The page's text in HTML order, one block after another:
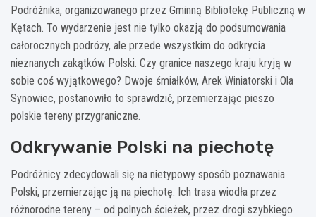
Podróżnika, organizowanego przez Gminną Bibliotekę Publiczną w
Kętach. To wydarzenie jest nie tylko okazją do podsumowania
całorocznych podróży, ale przede wszystkim do odkrycia
nieznanych zakątków Polski. Czy granice naszego kraju kryją w
sobie coś wyjątkowego? Dwoje śmiałków, Arek Winiatorski i Ola
Synowiec, postanowiło to sprawdzić, przemierzając pieszo
polskie tereny przygraniczne.
Odkrywanie Polski na piechotę
Podróżnicy zdecydowali się na nietypowy sposób poznawania
Polski, przemierzając ją na piechotę. Ich trasa wiodła przez
różnorodne tereny – od polnych ścieżek, przez drogi szybkiego